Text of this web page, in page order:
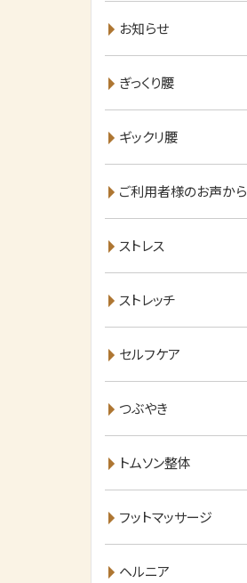
お知らせ
ぎっくり腰
ギックリ腰
ご利用者様のお声から
ストレス
ストレッチ
セルフケア
つぶやき
トムソン整体
フットマッサージ
ヘルニア